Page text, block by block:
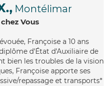
Montélimar
Vous
Françoise a 10 ans
d'État d'Auxiliaire de
bien les troubles de la vision
Françoise apporte ses
repassage et transports*